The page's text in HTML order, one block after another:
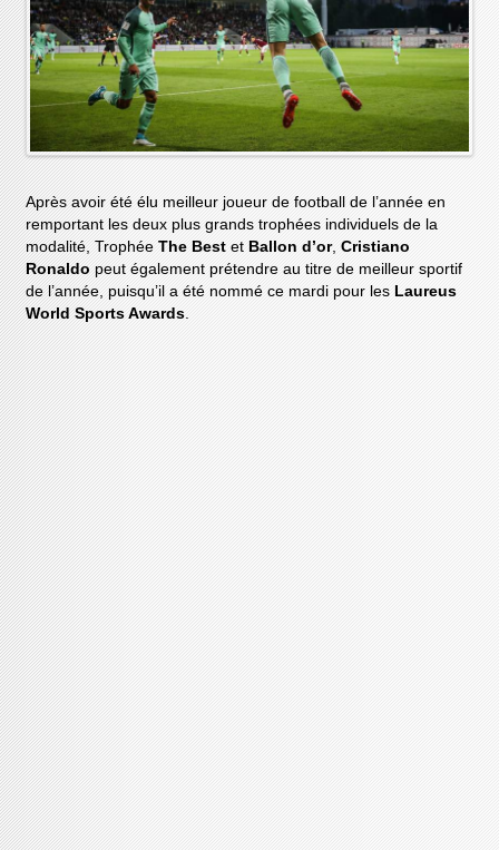
Après avoir été élu meilleur joueur de football de l’année en
remportant les deux plus grands trophées individuels de la
modalité, TrophéeThe Best et Ballon d’or,Cristiano
Ronaldo peut également prétendre au titre de meilleur sportif
de l’année, puisqu’il a été nommé ce mardi pour les Laureus
World Sports Awards